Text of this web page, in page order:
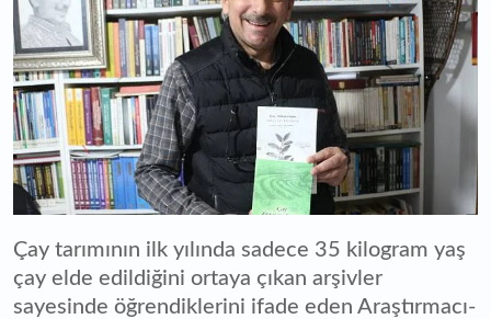
Çay tarımının ilk yılında sadece 35 kilogram yaş
çay elde edildiğini ortaya çıkan arşivler
sayesinde öğrendiklerini ifade eden Araştırmacı-